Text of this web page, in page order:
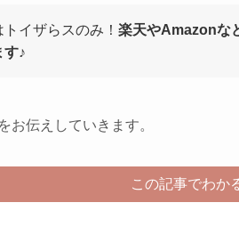
イザらスのみ！ 楽天やAmazonな
す♪
お伝えしていきます。
この記事でわか